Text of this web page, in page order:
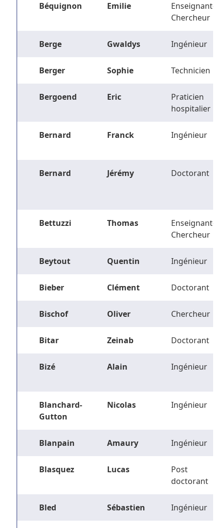
Béquignon Emilie
Enseignant-
Chercheur
Berge Gwaldys Ingénieur
Berger Sophie Technicien
Bergoend Eric
Praticien
hospitalier
Bernard Franck Ingénieur
Bernard Jérémy Doctorant
Bettuzzi Thomas
Enseignant-
Chercheur
Beytout Quentin Ingénieur
Bieber Clément Doctorant
Bischof Oliver Chercheur
Bitar Zeinab Doctorant
Bizé Alain Ingénieur
Blanchard-
Gutton
Nicolas Ingénieur
Blanpain Amaury Ingénieur
Blasquez Lucas
Post
doctorant
Bled Sébastien Ingénieur